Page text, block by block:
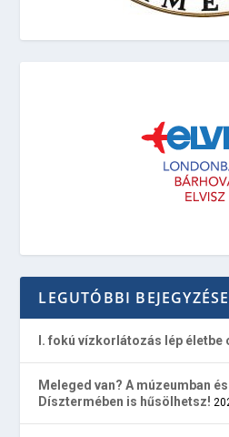
LEGUTÓBBI
I. fokú vízkorlátozás lép
Meleged van? A múzeumban
Dísztermében is hűsölhetsz!